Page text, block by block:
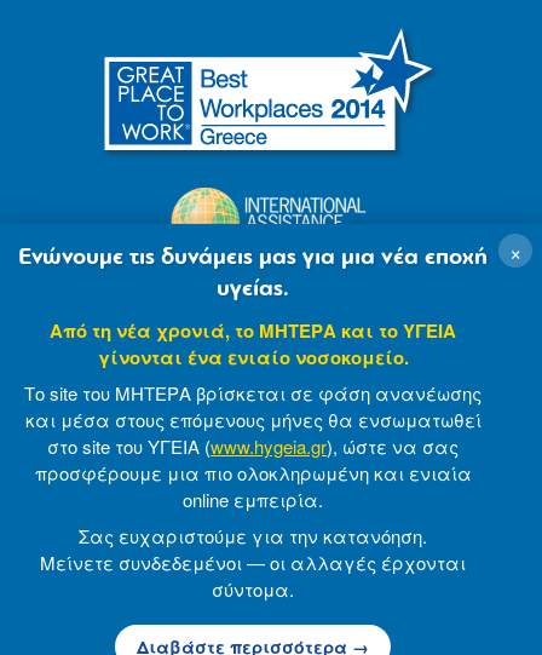
© 2007-2021 MITERA S.A Privacy Policy
Terms of Use Made by minoanDesign
© 2026 ΜΗΤΕΡΑ Α.Ε
×
Ενώνουμε τις δυνάμεις μας για μια νέα εποχή
υγείας.
Από τη νέα χρονιά, το ΜΗΤΕΡΑ και το ΥΓΕΙΑ
γίνονται ένα ενιαίο νοσοκομείο.
Το site του ΜΗΤΕΡΑ βρίσκεται σε φάση ανανέωσης
και μέσα στους επόμενους μήνες θα ενσωματωθεί
στο site του ΥΓΕΙΑ (www.hygeia.gr), ώστε να σας
προσφέρουμε μια πιο ολοκληρωμένη και ενιαία
online εμπειρία.
Σας ευχαριστούμε για την κατανόηση.
Μείνετε συνδεδεμένοι — οι αλλαγές έρχονται
σύντομα.
Διαβάστε περισσότερα →